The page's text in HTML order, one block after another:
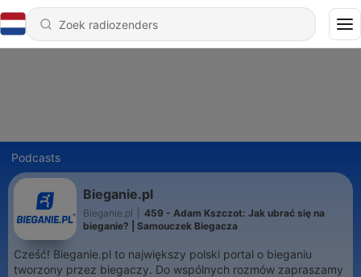
Podcasts
Bieganie.pl
Bieganie.pl
459 - Adam Kszczot: Jak ubrać się na
bieganie? | Samouczek Biegacza
Cześć! Bieganie.pl to największy polski portal o bieganiu
tworzony przez biegaczy. Do wspólnych rozmów zapraszamy